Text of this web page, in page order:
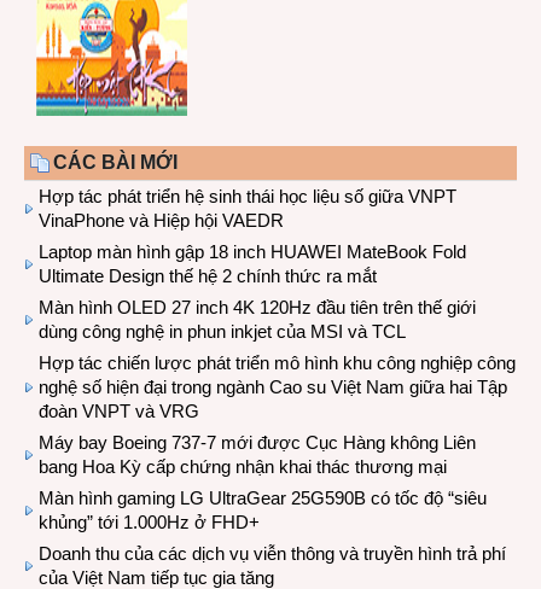
CÁC BÀI MỚI
Hợp tác phát triển hệ sinh thái học liệu số giữa VNPT
VinaPhone và Hiệp hội VAEDR
Laptop màn hình gập 18 inch HUAWEI MateBook Fold
Ultimate Design thế hệ 2 chính thức ra mắt
Màn hình OLED 27 inch 4K 120Hz đầu tiên trên thế giới
dùng công nghệ in phun inkjet của MSI và TCL
Hợp tác chiến lược phát triển mô hình khu công nghiệp công
nghệ số hiện đại trong ngành Cao su Việt Nam giữa hai Tập
đoàn VNPT và VRG
Máy bay Boeing 737-7 mới được Cục Hàng không Liên
bang Hoa Kỳ cấp chứng nhận khai thác thương mại
Màn hình gaming LG UltraGear 25G590B có tốc độ “siêu
khủng” tới 1.000Hz ở FHD+
Doanh thu của các dịch vụ viễn thông và truyền hình trả phí
của Việt Nam tiếp tục gia tăng